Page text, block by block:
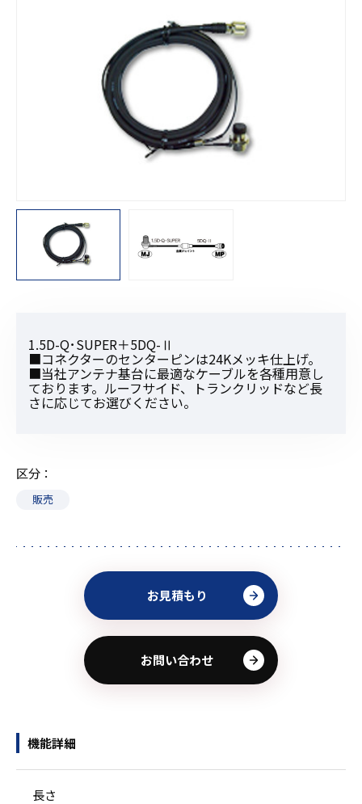
1.5D-Q･SUPER＋5DQ-Ⅱ
■コネクターのセンターピンは24Kメッキ仕上げ。
■当社アンテナ基台に最適なケーブルを各種用意し
ております。ルーフサイド、トランクリッドなど長
さに応じてお選びください。
区分
販売
お見積もり
お問い合わせ
機能詳細
長さ